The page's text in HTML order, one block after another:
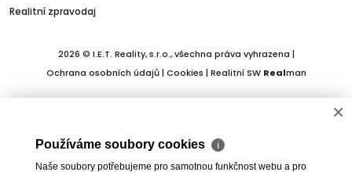
Realitní zpravodaj
2026 © I.E.T. Reality, s.r.o., všechna práva vyhrazena |
Ochrana osobních údajů| Cookies | Realitní SW Realman
×
Používáme soubory cookies ℹ
Naše soubory potřebujeme pro samotnou funkčnost webu a pro